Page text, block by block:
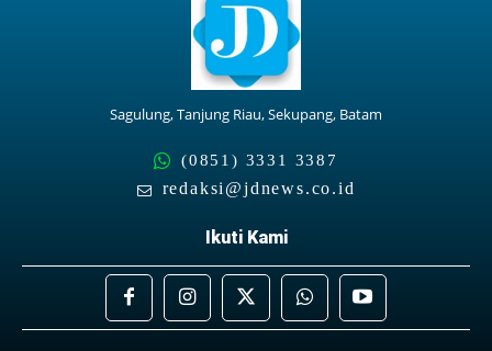
Sagulung, Tanjung Riau, Sekupang, Batam
(0851) 3331 3387
redaksi@jdnews.co.id
Ikuti Kami